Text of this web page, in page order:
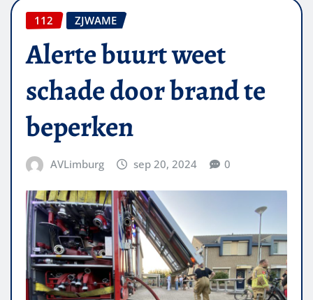
112 ZJWAME
Alerte buurt weet
schade door brand te
beperken
AVLimburg sep 20, 2024 0